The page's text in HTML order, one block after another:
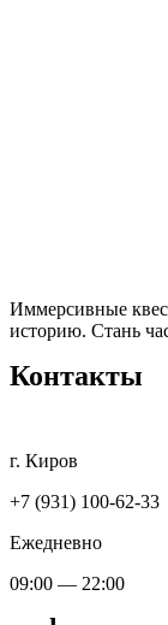
Иммерсивные
историю. Стань
Контакты
г. Киров
+7 (931) 100-62-33
Ежедневно
09:00 — 22:00